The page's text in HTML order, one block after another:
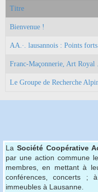
Titre
Bienvenue !
AA.·. lausannois : Points
Franc-Maçonnerie, Art Royal
Le Groupe de Recherche
LaSociété Coopérative
par une action commune
membres, en mettant à
conférences, concerts ;
immeubles à Lausanne.